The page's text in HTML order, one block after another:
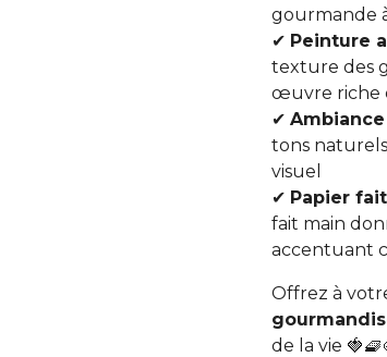
gourmande
✔ Peinture
texture des
œuvre riche
✔
tons
visuel
✔ Papier
fait main
accentuant
Offrez à
de la vie